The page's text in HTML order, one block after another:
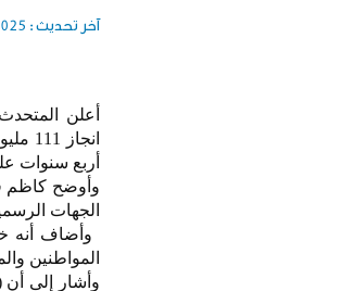
آخر تحديث :
أعلن
أربع سنوات
وأوضح كاظم
الجهات
المواطنين